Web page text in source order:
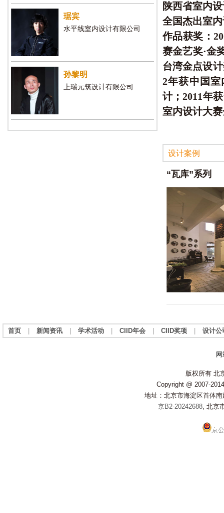
琚宾
水平线室内设计有限公司
孙黎明
上瑞元筑设计有限公司
陕西省室内
全国杰出室
作品获奖：
赛金艺奖·金
台湾金点设
2年获中国室
计；2011年
室内设计大
设计案例
“瓦库”系列
首页 新闻资讯 学术活动 CIID年会 CIID奖项 设计公
版权所有 北
Copyright @ 2007-
地址：北京市海淀区首体
京B2-20242688, 北京
京